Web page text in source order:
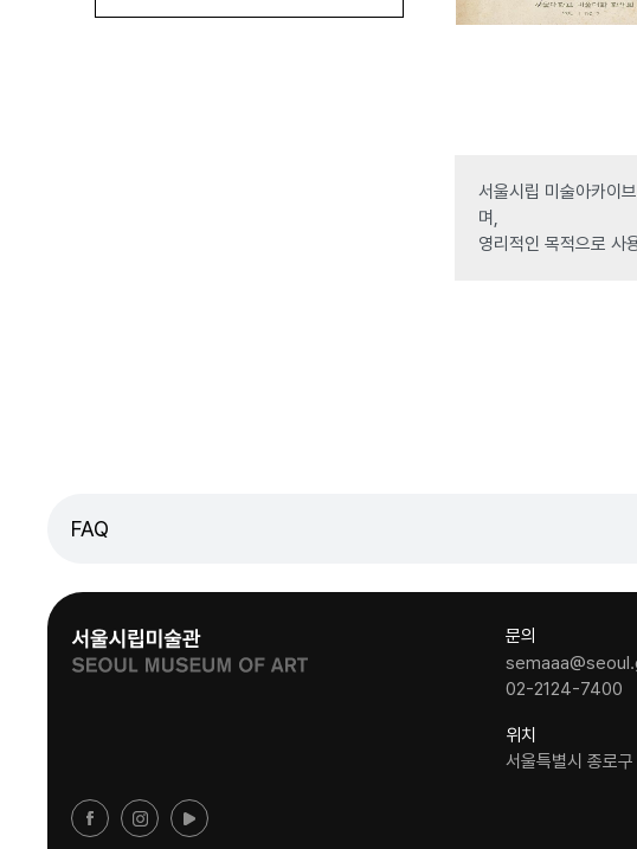
서울시립 미술아카이
며,
영리적인 목적으로 사
FAQ
문의
02-2124-7400
위치
서울특별시 종로